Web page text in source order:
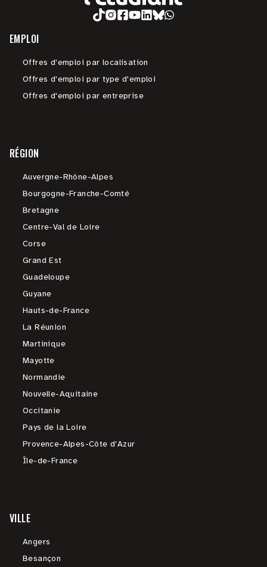
EMPLOI
Offres d'emploi par localisation
Offres d'emploi par type d'emploi
Offres d'emploi par entreprise
RÉGION
Auvergne-Rhône-Alpes
Bourgogne-Franche-Comté
Bretagne
Centre-Val de Loire
Corse
Grand Est
Guadeloupe
Guyane
Hauts-de-France
La Réunion
Martinique
Mayotte
Normandie
Nouvelle-Aquitaine
Occitanie
Pays de la Loire
Provence-Alpes-Côte d'Azur
Île-de-France
VILLE
Angers
Besançon